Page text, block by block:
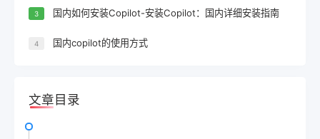
3 国内如何安装Copilot-安装Copilot：国内详细安装指南
4 国内copilot的使用方式
文章目录